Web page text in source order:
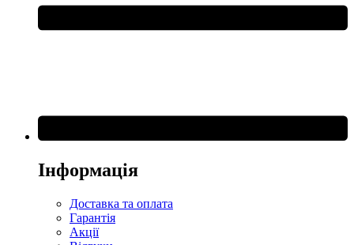
Інформація
Доставка та оплата
Гарантія
Акції